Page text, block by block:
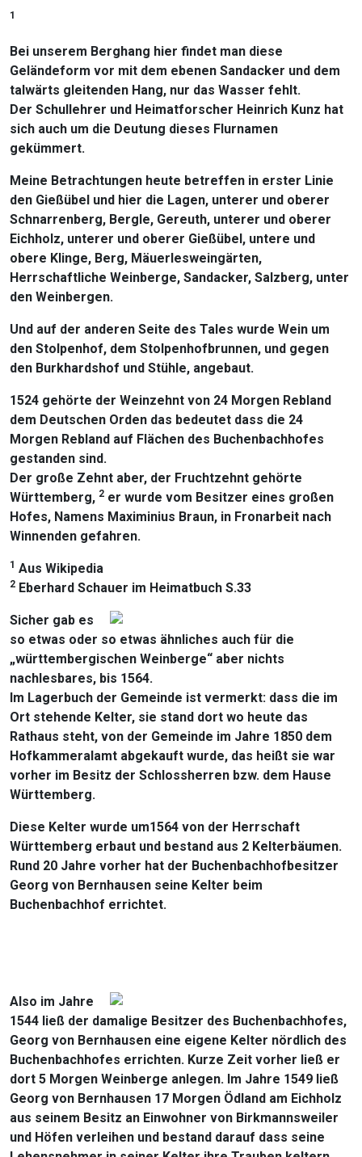
1
Bei unserem Berghang hier findet man diese
Geländeform vor mit dem ebenen Sandacker und dem
talwärts gleitenden Hang, nur das Wasser fehlt.
Der Schullehrer und Heimatforscher Heinrich Kunz hat
sich auch um die Deutung dieses Flurnamen
gekümmert.
Meine Betrachtungen heute betreffen in erster Linie
den Gießübel und hier die Lagen, unterer und oberer
Schnarrenberg, Bergle, Gereuth, unterer und oberer
Eichholz, unterer und oberer Gießübel, untere und
obere Klinge, Berg, Mäuerlesweingärten,
Herrschaftliche Weinberge, Sandacker, Salzberg, unter
den Weinbergen.
Und auf der anderen Seite des Tales wurde Wein um
den Stolpenhof, dem Stolpenhofbrunnen, und gegen
den Burkhardshof und Stühle, angebaut.
1524 gehörte der Weinzehnt von 24 Morgen Rebland
dem Deutschen Orden das bedeutet dass die 24
Morgen Rebland auf Flächen des Buchenbachhofes
gestanden sind.
Der große Zehnt aber, der Fruchtzehnt gehörte
Württemberg, 2 er wurde vom Besitzer eines großen
Hofes, Namens Maximinius Braun, in Fronarbeit nach
Winnenden gefahren.
1 Aus Wikipedia
2 Eberhard Schauer im Heimatbuch S.33
Sicher gab es
so etwas oder so etwas ähnliches auch für die
„württembergischen Weinberge“ aber nichts
nachlesbares, bis 1564.
Im Lagerbuch der Gemeinde ist vermerkt: dass die im
Ort stehende Kelter, sie stand dort wo heute das
Rathaus steht, von der Gemeinde im Jahre 1850 dem
Hofkammeralamt abgekauft wurde, das heißt sie war
vorher im Besitz der Schlossherren bzw. dem Hause
Württemberg.
Diese Kelter wurde um1564 von der Herrschaft
Württemberg erbaut und bestand aus 2 Kelterbäumen.
Rund 20 Jahre vorher hat der Buchenbachhofbesitzer
Georg von Bernhausen seine Kelter beim
Buchenbachhof errichtet.
Also im Jahre
1544 ließ der damalige Besitzer des Buchenbachhofes,
Georg von Bernhausen eine eigene Kelter nördlich des
Buchenbachhofes errichten. Kurze Zeit vorher ließ er
dort 5 Morgen Weinberge anlegen. Im Jahre 1549 ließ
Georg von Bernhausen 17 Morgen Ödland am Eichholz
aus seinem Besitz an Einwohner von Birkmannsweiler
und Höfen verleihen und bestand darauf dass seine